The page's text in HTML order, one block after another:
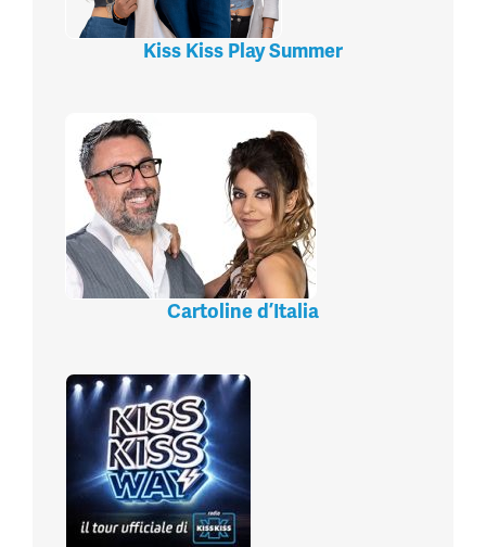
Kiss Kiss Play Summer
Cartoline d’Italia